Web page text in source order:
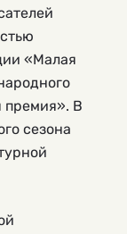
«Малая
премия». В
сезона